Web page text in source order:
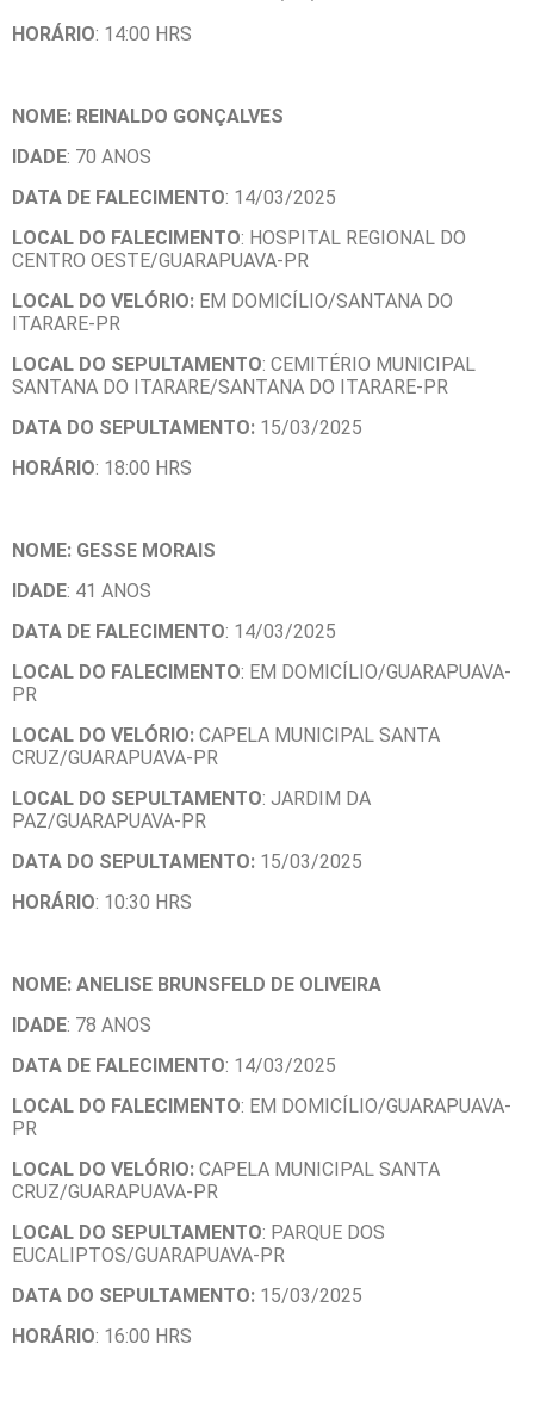
HORÁRIO: 14:00 HRS
NOME: REINALDO GONÇALVES
IDADE: 70 ANOS
DATA DE FALECIMENTO: 14/03/2025
LOCAL DO FALECIMENTO: HOSPITAL REGIONAL DO
CENTRO OESTE/GUARAPUAVA-PR
LOCAL DO VELÓRIO: EM DOMICÍLIO/SANTANA DO
ITARARE-PR
LOCAL DO SEPULTAMENTO: CEMITÉRIO MUNICIPAL
SANTANA DO ITARARE/SANTANA DO ITARARE-PR
DATA DO SEPULTAMENTO: 15/03/2025
HORÁRIO: 18:00 HRS
NOME: GESSE MORAIS
IDADE: 41 ANOS
DATA DE FALECIMENTO: 14/03/2025
LOCAL DO FALECIMENTO: EM DOMICÍLIO/GUARAPUAVA-
PR
LOCAL DO VELÓRIO: CAPELA MUNICIPAL SANTA
CRUZ/GUARAPUAVA-PR
LOCAL DO SEPULTAMENTO: JARDIM DA
PAZ/GUARAPUAVA-PR
DATA DO SEPULTAMENTO: 15/03/2025
HORÁRIO: 10:30 HRS
NOME: ANELISE BRUNSFELD DE OLIVEIRA
IDADE: 78 ANOS
DATA DE FALECIMENTO: 14/03/2025
LOCAL DO FALECIMENTO: EM DOMICÍLIO/GUARAPUAVA-
PR
LOCAL DO VELÓRIO: CAPELA MUNICIPAL SANTA
CRUZ/GUARAPUAVA-PR
LOCAL DO SEPULTAMENTO: PARQUE DOS
EUCALIPTOS/GUARAPUAVA-PR
DATA DO SEPULTAMENTO: 15/03/2025
HORÁRIO: 16:00 HRS